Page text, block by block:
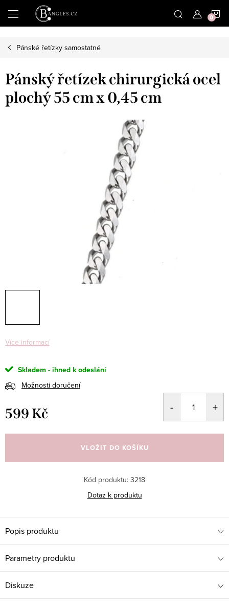
Přejít
na
Pánské řetízky samostatné
Pánský řetízek chirurgická ocel
plochý 55 cm x 0,45 cm
Více informací
Skladem - ihned k odeslání
Možnosti doručení
599 Kč
cena:
VLOŽIT DO KOŠÍKU
Kód produktu: 3218
Dotaz k produktu
Popis produktu
Parametry produktu
Diskuze